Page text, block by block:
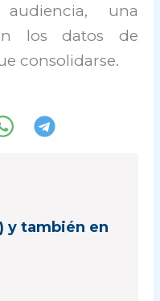
una
los datos de
consolidarse.
y también en